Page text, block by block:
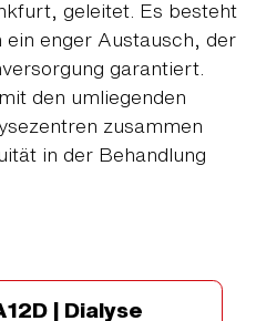
geleitet. Es besteht
ein enger Austausch, der
garantiert.
den umliegenden
zusammen
in der Behandlung
| Dialyse